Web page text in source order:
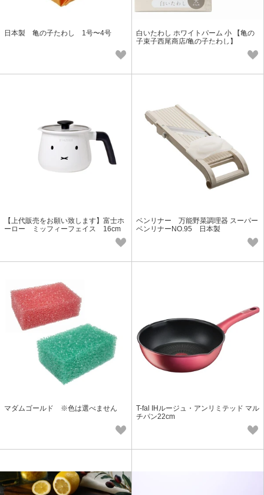
日本製 亀の子たわし 1号〜4号
白いたわし ホワイトパーム 小 【亀の
子束子西尾商店/亀の子たわし】
【上代販売をお願い致します】富士ホ
ーロー ミッフィーフェイス 16cm
ベンリナー 万能野菜調理器 スーパー
ベンリナーNO.95 日本製
マダムゴールド ※色は選べません
T-fal IHルージュ・アンリミテッド マル
チパン22cm